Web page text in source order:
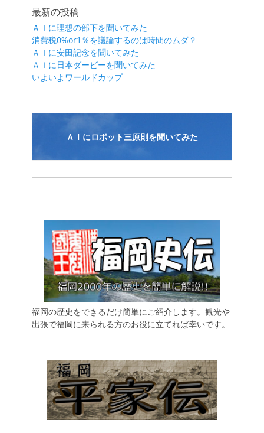
ビ
ゲ
ー
シ
ョ
投
稿:
最新の投稿
ＡＩに理想の部下を聞いてみた
消費税0%or1％を議論するのは時間のムダ？
ＡＩに安田記念を聞いてみた
ＡＩに日本ダービーを聞いてみた
いよいよワールドカップ
ＡＩにロボット三原則を聞いてみた
福岡の歴史をできるだけ簡単にご紹介します。観光や
出張で福岡に来られる方のお役に立てれば幸いです。